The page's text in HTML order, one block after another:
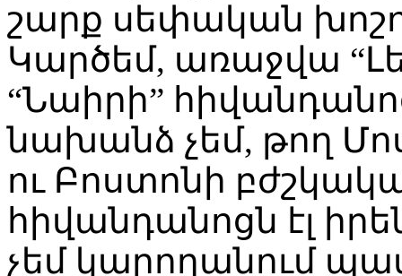
շարք սեփական
Կարծեմ, առաջվա
“Նաիրի”
նախանձ չեմ, թող
ու Բոստոնի
հիվանդանոցն էլ
չեմ կարողանում